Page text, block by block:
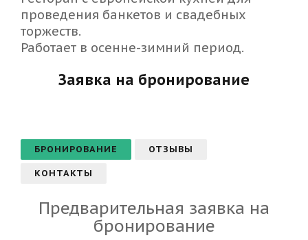
проведения банкетов и свадебных
торжеств.
Работает в осенне-зимний период.
Заявка на бронирование
БРОНИРОВАНИЕ ОТЗЫВЫ
КОНТАКТЫ
Предварительная заявка на
бронирование